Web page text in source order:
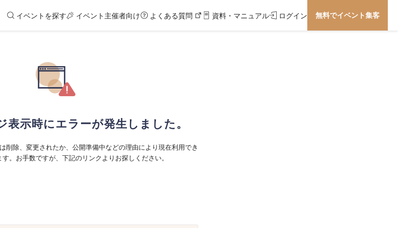
イベントを探す イベント主催者向け よくある質問 資料・マニュアル ログイン 無料でイベント集客
表示時にエラーが発生しました。
削除、変更されたか、公開準備中などの理由により現在利用でき
。お手数ですが、下記のリンクよりお探しください。